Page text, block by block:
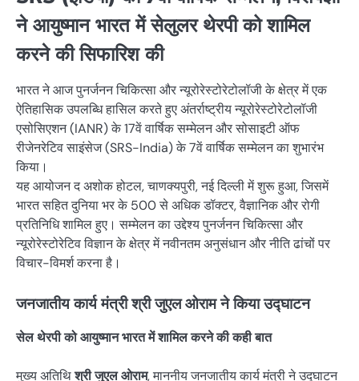
ने आयुष्मान भारत में सेलुलर थेरपी को शामिल
करने की सिफारिश की
भारत ने आज पुनर्जनन चिकित्सा और न्यूरोरेस्टोरेटोलॉजी के क्षेत्र में एक
ऐतिहासिक उपलब्धि हासिल करते हुए अंतर्राष्ट्रीय न्यूरोरेस्टोरेटोलॉजी
एसोसिएशन (IANR) के 17वें वार्षिक सम्मेलन और सोसाइटी ऑफ
रीजेनरेटिव साइंसेज (SRS-India) के 7वें वार्षिक सम्मेलन का शुभारंभ
किया।
यह आयोजन द अशोक होटल, चाणक्यपुरी, नई दिल्ली में शुरू हुआ, जिसमें
भारत सहित दुनिया भर के 500 से अधिक डॉक्टर, वैज्ञानिक और रोगी
प्रतिनिधि शामिल हुए। सम्मेलन का उद्देश्य पुनर्जनन चिकित्सा और
न्यूरोरेस्टोरेटिव विज्ञान के क्षेत्र में नवीनतम अनुसंधान और नीति ढांचों पर
विचार-विमर्श करना है।
जनजातीय कार्य मंत्री श्री जुएल ओराम ने किया उद्घाटन
सेल थेरपी को आयुष्मान भारत में शामिल करने की कही बात
मुख्य अतिथिश्री जुएल ओराम, माननीय जनजातीय कार्य मंत्री ने उद्घाटन